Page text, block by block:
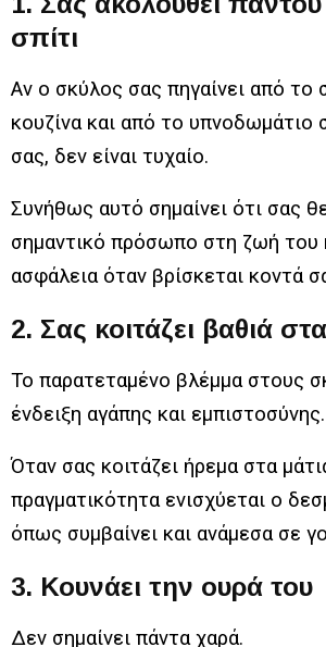
σπίτι
Αν ο σκύλος σας πηγαίνει από το
κουζίνα και από το υπνοδωμάτιο
σας, δεν είναι τυχαίο.
Συνήθως αυτό σημαίνει ότι σας
σημαντικό πρόσωπο στη ζωή του
ασφάλεια όταν βρίσκεται κοντά
2. Σας κοιτάζει βαθιά
Το παρατεταμένο βλέμμα στους
ένδειξη αγάπης και εμπιστοσύνης.
Όταν σας κοιτάζει ήρεμα στα
πραγματικότητα ενισχύεται ο
όπως συμβαίνει και ανάμεσα σε
3. Κουνάει την ουρά του
Δεν σημαίνει πάντα χαρά.